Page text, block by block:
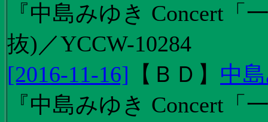
『中島みゆき Concert
抜)／YCCW-10284
[2016-11-16] 【 ＢＤ 】 中
『中島みゆき Concert